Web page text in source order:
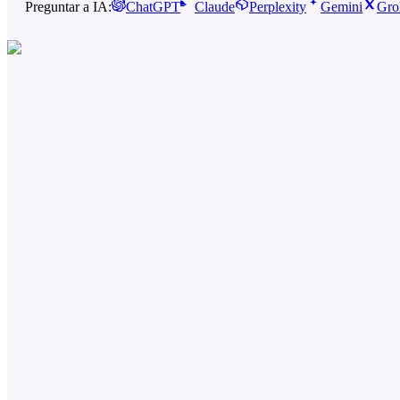
Preguntar a IA: ChatGPT Claude Perplexity Gemini